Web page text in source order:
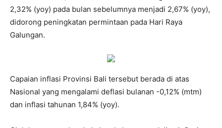
2,32% (yoy) pada bulan sebelumnya menjadi 2,67% (yoy),
didorong peningkatan permintaan pada Hari Raya
Galungan.
Capaian inflasi Provinsi Bali tersebut berada di atas
Nasional yang mengalami deflasi bulanan -0,12% (mtm)
dan inflasi tahunan 1,84% (yoy).